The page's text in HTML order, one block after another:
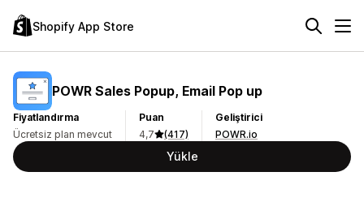
Shopify App Store
POWR Sales Popup, Email Pop up
Fiyatlandırma
Ücretsiz plan mevcut
Puan
4,7
(417)
Geliştirici
POWR.io
Yükle